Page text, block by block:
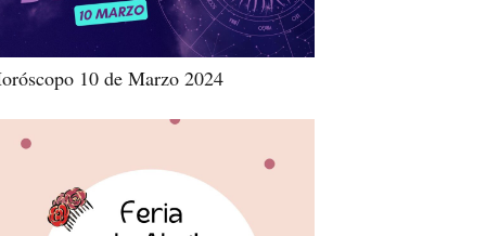
10 de Marzo 2024